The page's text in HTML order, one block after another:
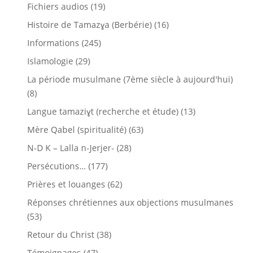
Fichiers audios (19)
Histoire de Tamazɣa (Berbérie)(16)
Informations (245)
Islamologie (29)
La période musulmane (7ème siècle à aujourd'hui)
(8)
Langue tamaziɣt (recherche et étude)(13)
Mère Qabel (spiritualité)(63)
N-D K – Lalla n-Jerjer- (28)
Persécutions… (177)
Prières et louanges (62)
Réponses chrétiennes aux objections musulmanes
(53)
Retour du Christ(38)